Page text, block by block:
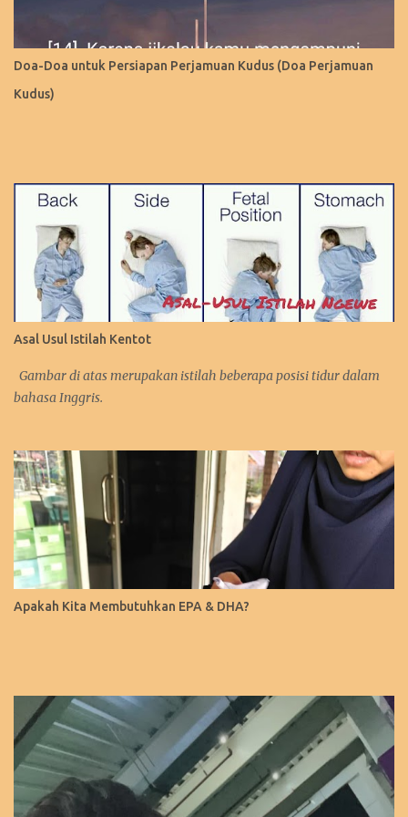
Doa-Doa untuk Persiapan Perjamuan Kudus (Doa Perjamuan
Kudus)
Asal Usul Istilah Kentot
Gambar di atas merupakan istilah beberapa posisi tidur dalam
bahasa Inggris.
Apakah Kita Membutuhkan EPA & DHA?